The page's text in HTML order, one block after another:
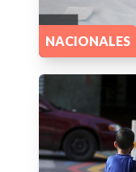
NACIONALES